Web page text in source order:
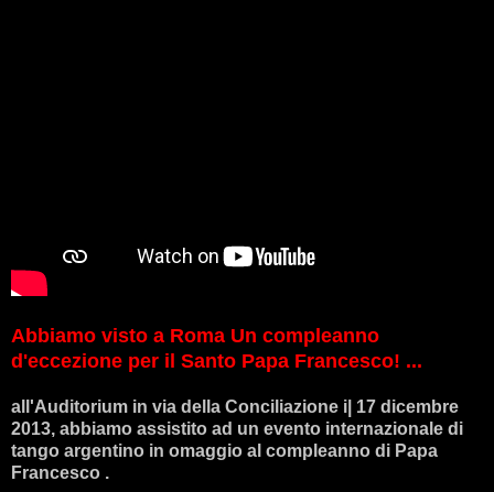
Abbiamo visto a Roma Un compleanno
d'eccezione per il Santo Papa Francesco! ...
all'Auditorium in via della Conciliazione i| 17 dicembre
2013, abbiamo assistito ad un evento internazionale di
tango argentino in omaggio al compleanno di Papa
Francesco .